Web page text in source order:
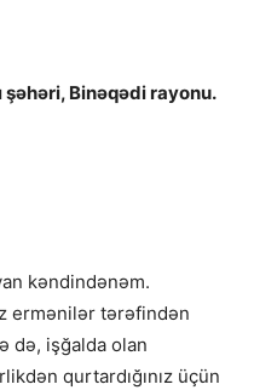
şəhəri, Binəqədi rayonu.
kəndindənəm.
ermənilər tərəfindən
də, işğalda olan
qurtardığınız üçün